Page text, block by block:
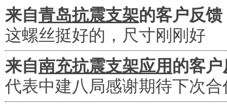
来自青岛抗震支架的客户反馈
这螺丝挺好的，尺寸刚刚好
来自南充抗震支架应用 的客户
代表中建八局感谢期待下次合